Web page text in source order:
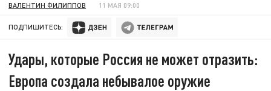
ВАЛЕНТИН ФИЛИППОВ 11 МАЯ 09:00
ПОДПИШИТЕСЬ:
Удары, которые Россия не может отразить:
Европа создала небывалое оружие